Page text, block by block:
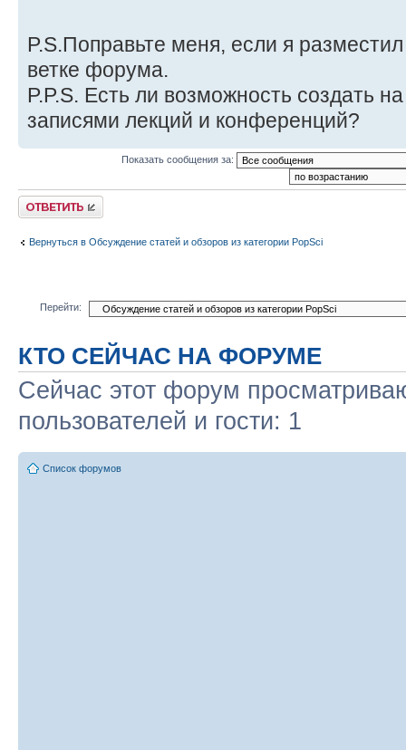
P.S.Поправьте меня, если я
ветке форума.
P.P.S. Есть ли возможность создать
записями лекций и конференций?
Показать сообщения за:
Ответить
Вернуться в Обсуждение статей и обзоров из категории PopSci
Перейти:
КТО СЕЙЧАС НА ФОРУМЕ
Сейчас этот форум
пользователей и гости: 1
Список форумов